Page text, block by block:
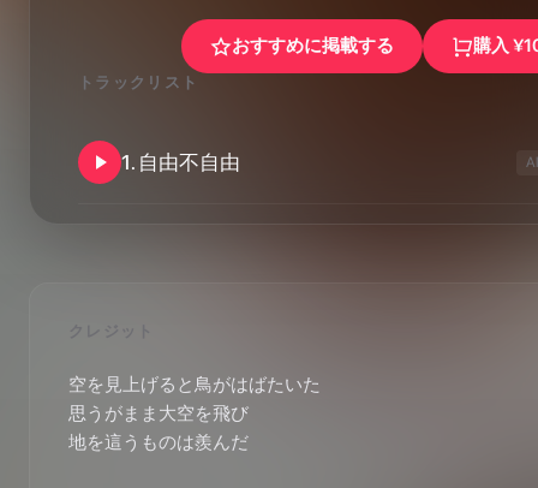
おすすめに掲載する 購入
トラックリスト
1. 自由不自由
空を見上げると鳥がはばたいた
思うがまま大空を飛び
地を這うものは羨んだ